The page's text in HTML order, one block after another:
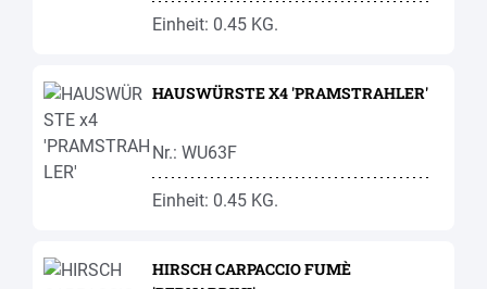
Einheit: 0.45 KG.
HAUSWÜRSTE X4 'PRAMSTRAHLER'
Nr.: WU63F
Einheit: 0.45 KG.
HIRSCH CARPACCIO FUMÈ